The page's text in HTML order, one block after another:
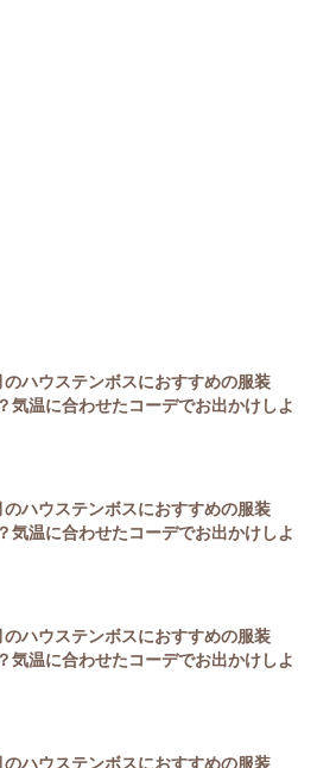
のハウステンボスにおすすめの服装
気温に合わせたコーデでお出かけしよ
のハウステンボスにおすすめの服装
気温に合わせたコーデでお出かけしよ
のハウステンボスにおすすめの服装
気温に合わせたコーデでお出かけしよ
のハウステンボスにおすすめの服装